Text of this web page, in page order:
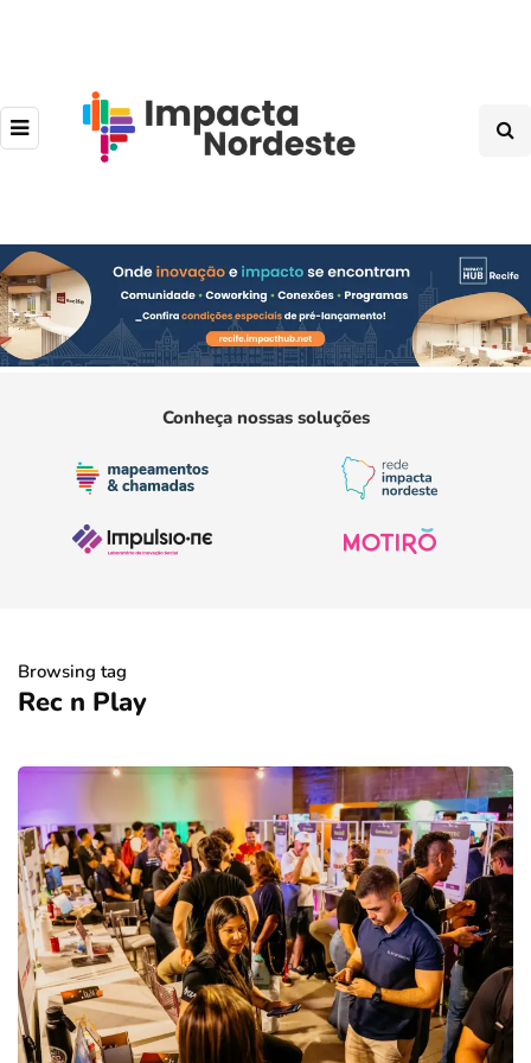
Conheça nossas soluções
Browsing tag
Rec n Play